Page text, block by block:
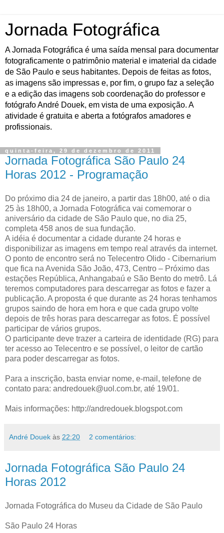
Jornada Fotográfica
A Jornada Fotográfica é uma saída mensal para documentar
fotograficamente o patrimônio material e imaterial da cidade
de São Paulo e seus habitantes. Depois de feitas as fotos,
as imagens são impressas e, por fim, o grupo faz a seleção
e a edição das imagens sob coordenação do professor e
fotógrafo André Douek, em vista de uma exposição. A
atividade é gratuita e aberta a fotógrafos amadores e
profissionais.
quinta-feira, 29 de dezembro de 2011
Jornada Fotográfica São Paulo 24
Horas 2012 - Programação
Do próximo dia 24 de janeiro, a partir das 18h00, até o dia
25 às 18h00, a Jornada Fotográfica vai comemorar o
aniversário da cidade de São Paulo que, no dia 25,
completa 458 anos de sua fundação.
A idéia é documentar a cidade durante 24 horas e
disponibilizar as imagens em tempo real através da internet.
O ponto de encontro será no Telecentro Olido - Cibernarium
que fica na Avenida São João, 473, Centro – Próximo das
estações República, Anhangabaú e São Bento do metrô. Lá
teremos computadores para descarregar as fotos e fazer a
publicação. A proposta é que durante as 24 horas tenhamos
grupos saindo de hora em hora e que cada grupo volte
depois de três horas para descarregar as fotos. É possível
participar de vários grupos.
O participante deve trazer a carteira de identidade (RG) para
ter acesso ao Telecentro e se possível, o leitor de cartão
para poder descarregar as fotos.
Para a inscrição, basta enviar nome, e-mail, telefone de
contato para: andredouek@uol.com.br, até 19/01.
Mais informações: http://andredouek.blogspot.com
André Douek às 22:20 2 comentários:
Jornada Fotográfica São Paulo 24
Horas 2012
Jornada Fotográfica do Museu da Cidade de São Paulo
São Paulo 24 Horas